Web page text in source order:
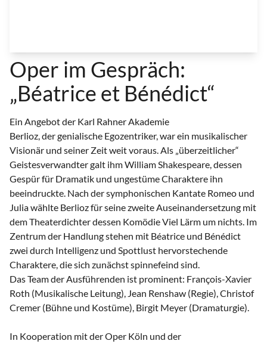
Oper im Gespräch:
„Béatrice et Bénédict“
Ein Angebot der Karl Rahner Akademie
Berlioz, der genialische Egozentriker, war ein musikalischer
Visionär und seiner Zeit weit voraus. Als „überzeitlicher“
Geistesverwandter galt ihm William Shakespeare, dessen
Gespür für Dramatik und ungestüme Charaktere ihn
beeindruckte. Nach der symphonischen Kantate Romeo und
Julia wählte Berlioz für seine zweite Auseinandersetzung mit
dem Theaterdichter dessen Komödie Viel Lärm um nichts. Im
Zentrum der Handlung stehen mit Béatrice und Bénédict
zwei durch Intelligenz und Spottlust hervorstechende
Charaktere, die sich zunächst spinnefeind sind.
Das Team der Ausführenden ist prominent: François-Xavier
Roth (Musikalische Leitung), Jean Renshaw (Regie), Christof
Cremer (Bühne und Kostüme), Birgit Meyer (Dramaturgie).
In Kooperation mit der Oper Köln und der